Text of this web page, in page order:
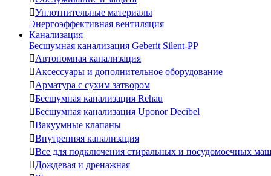
Уплотнительные материалы
Энергоэффективная вентиляция
Канализация
Бесшумная канализация Geberit Silent-PP
Автономная канализация
Аксессуары и дополнительное оборудование
Арматура с сухим затвором
Бесшумная канализация Rehau
Бесшумная канализация Uponor Decibel
Вакуумные клапаны
Внутренняя канализация
Все для подключения стиральных и посудомоечных
Дождевая и дренажная